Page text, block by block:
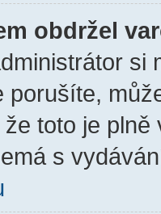
obdržel
si
porušíte,
toto je plně
s